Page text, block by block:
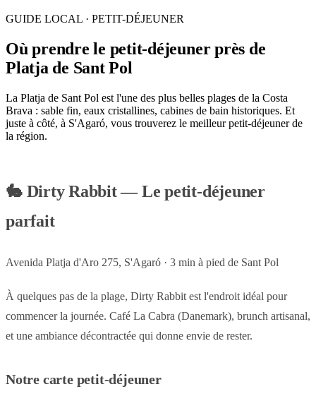
GUIDE LOCAL · PETIT-DÉJEUNER
Où prendre le petit-déjeuner près de
Platja de Sant Pol
La Platja de Sant Pol est l'une des plus belles plages de la Costa
Brava : sable fin, eaux cristallines, cabines de bain historiques. Et
juste à côté, à S'Agaró, vous trouverez le meilleur petit-déjeuner de
la région.
🐇Dirty Rabbit — Le petit-déjeuner
parfait
Avenida Platja d'Aro 275, S'Agaró · 3 min à pied de Sant Pol
À quelques pas de la plage, Dirty Rabbit est l'endroit idéal pour
commencer la journée. Café La Cabra (Danemark), brunch artisanal,
et une ambiance décontractée qui donne envie de rester.
Notre carte petit-déjeuner